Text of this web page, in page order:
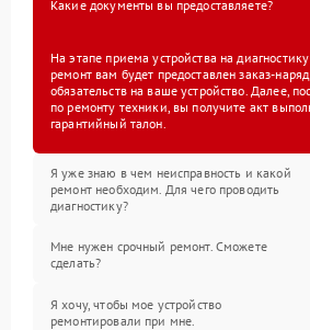
Какие документы вы предоставляете?
На этапе приема устройства на
ремонт вам будет предоставлен заказ-
обязательств на ваше устройство. Далее,
по ремонту техники, вы получите акт
гарантийный талон.
Я уже знаю в чем неисправность и какой
ремонт необходим. Для чего проводить
диагностику?
Мне нужен срочный ремонт. Сможете
сделать?
Я хочу, чтобы мое устройство
ремонтировали при мне.